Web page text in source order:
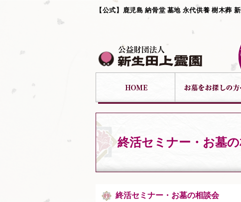
【公式】鹿児島 納骨堂 墓地 永代供養 樹木葬
終活セミナー・お墓
終活セミナー・お墓の相談会